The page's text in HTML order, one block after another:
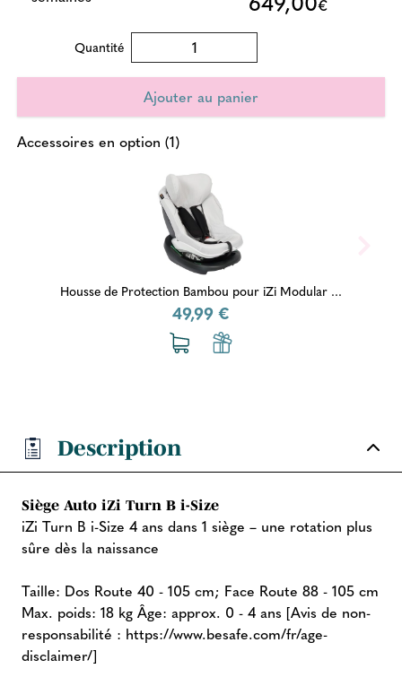
€
Quantité
Accessoires en option (1)
Housse de Protection Bambou pour iZi Modular ...
49,99 €
Description
Siège Auto iZi Turn B i-Size
iZi Turn B i-Size 4 ans dans 1 siège – une rotation plus
sûre dès la naissance
Taille: Dos Route 40 - 105 cm; Face Route 88 - 105 cm
Max. poids: 18 kg Âge: approx. 0 - 4 ans [Avis de non-
responsabilité : https://www.besafe.com/fr/age-
disclaimer/]